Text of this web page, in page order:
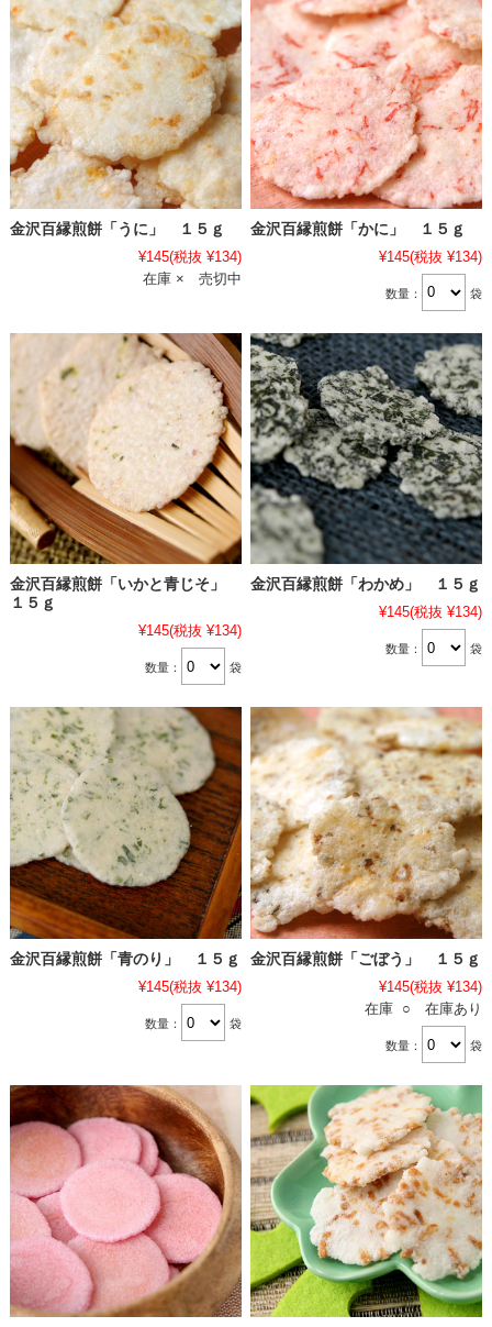
金沢百縁煎餅「うに」 １５ｇ
¥145(税抜 ¥134)
在庫 × 売切中
金沢百縁煎餅「かに」 １５ｇ
¥145(税抜 ¥134)
数量： 袋
金沢百縁煎餅「いかと青じそ」
１５ｇ
¥145(税抜 ¥134)
数量： 袋
金沢百縁煎餅「わかめ」 １５ｇ
¥145(税抜 ¥134)
数量： 袋
金沢百縁煎餅「青のり」 １５ｇ
¥145(税抜 ¥134)
数量： 袋
金沢百縁煎餅「ごぼう」 １５ｇ
¥145(税抜 ¥134)
在庫 ○ 在庫あり
数量： 袋